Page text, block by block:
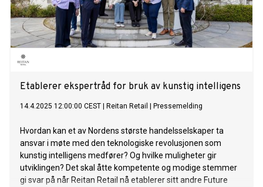
Etablerer ekspertråd for bruk av kunstig intelligens
14.4.2025 12:00:00 CEST Reitan Retail Pressemelding
Hvordan kan et av Nordens største handelsselskaper ta
ansvar i møte med den teknologiske revolusjonen som
kunstig intelligens medfører? Og hvilke muligheter gir
utviklingen? Det skal åtte kompetente og modige stemmer
gi svar på når Reitan Retail nå etablerer sitt andre Future